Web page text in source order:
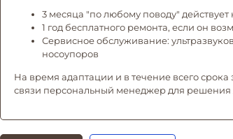
3 месяца "по любому поводу"
1 год бесплатного ремонта, если он
Сервисное обслуживание:
носоупоров
На время адаптации и в течение всего
связи персональный менеджер для